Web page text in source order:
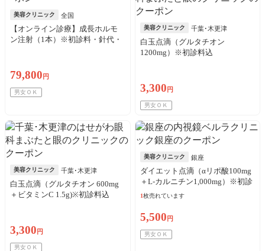
美容クリニック 全国
【オンライン診療】成長ホルモ
ン注射（1本）※初診料・針代・
79,800 円
男女ＯＫ
美容クリニック 千葉･木更津
白玉点滴（グルタチオン
1200mg）※初診料込
3,300 円
男女ＯＫ
美容クリニック 千葉･木更津
白玉点滴（グルタチオン 600mg
＋ビタミンC 1.5g)※初診料込
3,300 円
男女ＯＫ
美容クリニック 銀座
ダイエット点滴（αリポ酸100mg
＋L-カルニチン1,000mg）※初診
料込
1枚売れています
5,500 円
男女ＯＫ